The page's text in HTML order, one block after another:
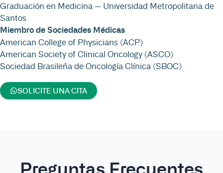
Graduación en Medicina — Universidad Metropolitana de
Santos
Miembro de Sociedades Médicas
American College of Physicians (ACP)
American Society of Clinical Oncology (ASCO)
Sociedad Brasileña de Oncología Clínica (SBOC)
SOLICITE UNA CITA